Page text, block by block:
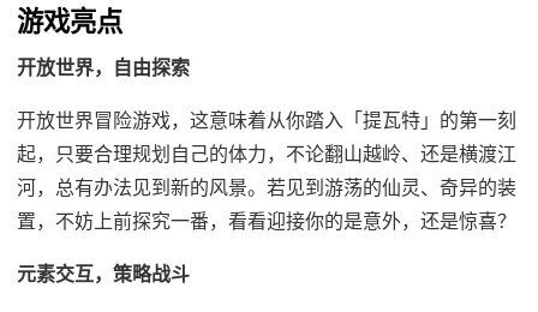
游戏亮点
开放世界，自由探索
开放世界冒险游戏，这意味着从你踏入「提瓦特」的第一刻
起，只要合理规划自己的体力，不论翻山越岭、还是横渡江
河，总有办法见到新的风景。若见到游荡的仙灵、奇异的装
置，不妨上前探究一番，看看迎接你的是意外，还是惊喜？
元素交互，策略战斗